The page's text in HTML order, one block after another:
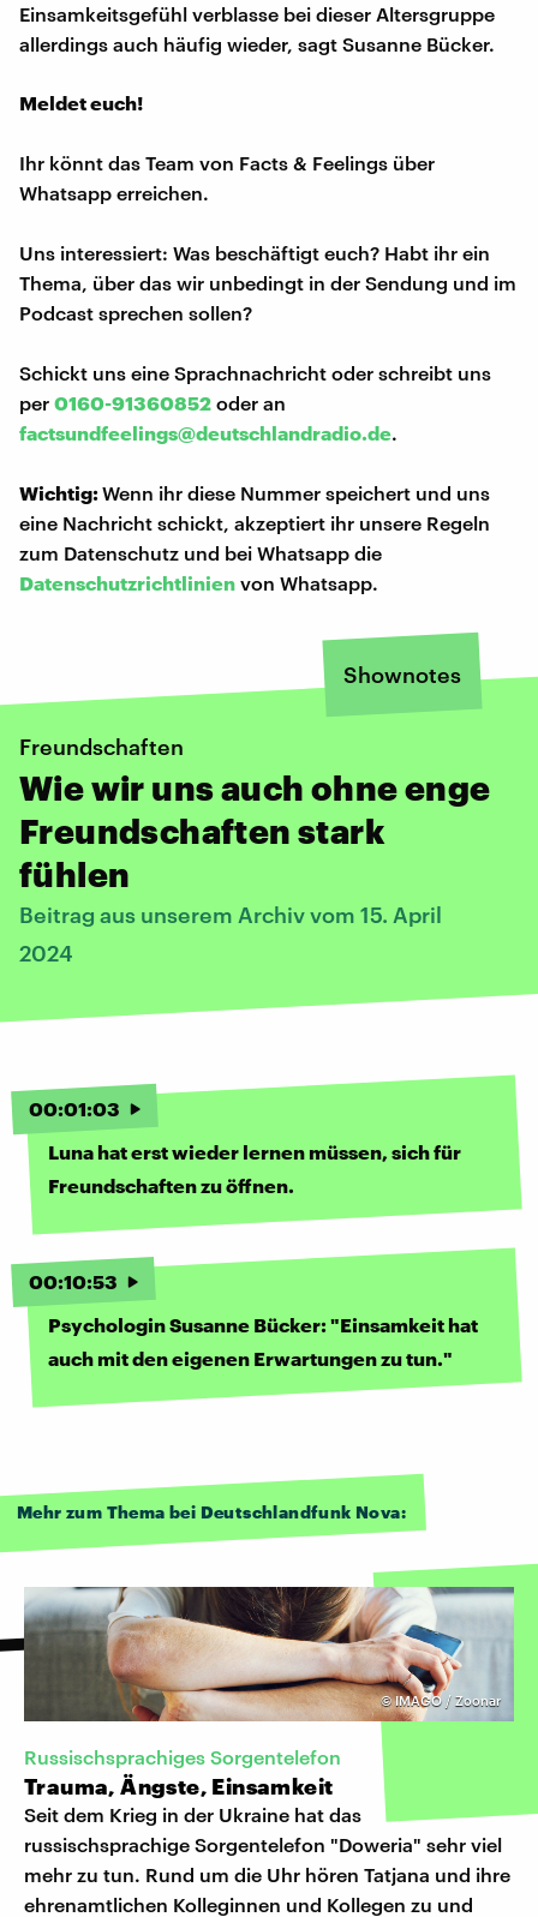
Einsamkeitsgefühl verblasse bei dieser Altersgruppe
allerdings auch häufig wieder, sagt Susanne Bücker.
Meldet euch!
Ihr könnt das Team von Facts & Feelings über
Whatsapp erreichen.
Uns interessiert: Was beschäftigt euch? Habt ihr ein
Thema, über das wir unbedingt in der Sendung und im
Podcast sprechen sollen?
Schickt uns eine Sprachnachricht oder schreibt uns
per 0160-91360852 oder an
factsundfeelings@deutschlandradio.de.
Wichtig:Wenn ihr diese Nummer speichert und uns
eine Nachricht schickt, akzeptiert ihr unsere Regeln
zum Datenschutz und bei Whatsapp die
Datenschutzrichtlinien von Whatsapp.
Shownotes
Freundschaften
Wie wir uns auch ohne enge
Freundschaften stark
fühlen
Beitrag aus unserem Archiv vom 15. April
2024
00:01:03
Luna hat erst wieder lernen müssen, sich für
Freundschaften zu öffnen.
00:10:53
Psychologin Susanne Bücker: "Einsamkeit hat
auch mit den eigenen Erwartungen zu tun."
Mehr zum Thema bei Deutschlandfunk Nova:
©IMAGO / Zoonar
Russischsprachiges Sorgentelefon
Trauma, Ängste, Einsamkeit
Seit dem Krieg in der Ukraine hat das
russischsprachige Sorgentelefon "Doweria" sehr viel
mehr zu tun. Rund um die Uhr hören Tatjana und ihre
ehrenamtlichen Kolleginnen und Kollegen zu und